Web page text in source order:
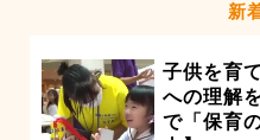
新
子供を育
への理解
で「保育